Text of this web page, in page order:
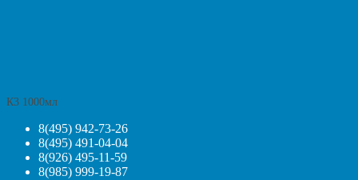
К3 1000мл
8(495) 942-73-26
8(495) 491-04-04
8(926) 495-11-59
8(985) 999-19-87